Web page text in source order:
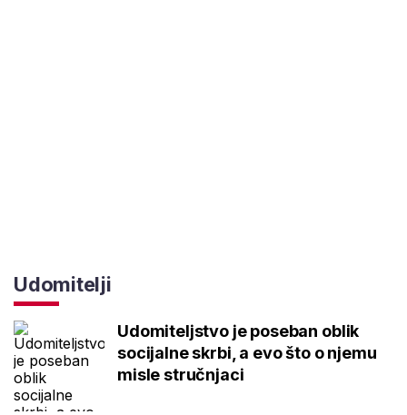
Udomitelji
Udomiteljstvo je poseban oblik
socijalne skrbi, a evo što o njemu
misle stručnjaci